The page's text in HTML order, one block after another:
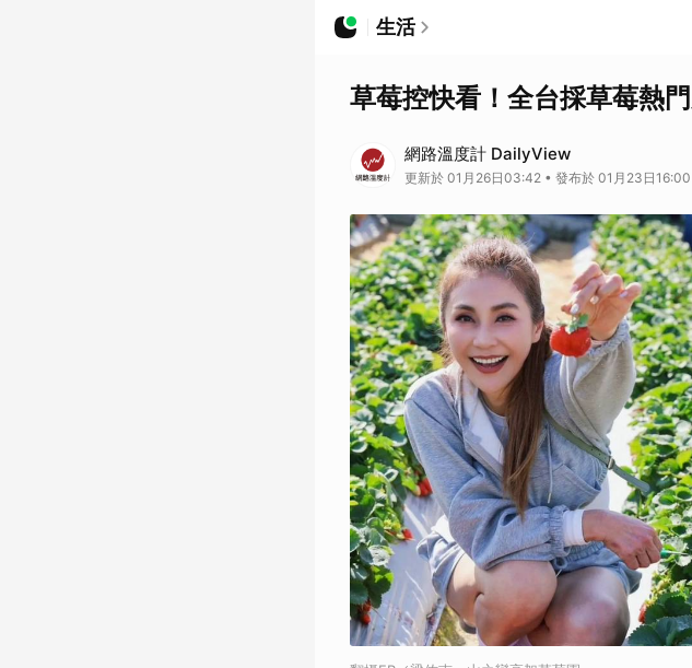
生活
草莓控快看！全台採草莓熱
網路溫度計 DailyView
更新於 01月26日03:42 • 發布於 01月23日16:00